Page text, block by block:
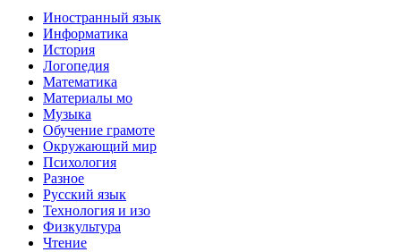
Иностранный язык
Информатика
История
Логопедия
Математика
Материалы мо
Музыка
Обучение грамоте
Окружающий мир
Психология
Разное
Русский язык
Технология и изо
Физкультура
Чтение